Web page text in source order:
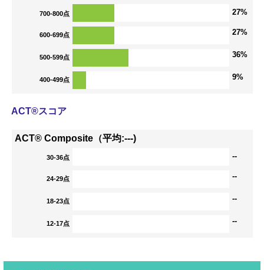
700-800点 27%
600-699点 27%
500-599点 36%
400-499点 9%
ACT®スコア
ACT® Composite（平均:---)
30-36点 --
24-29点 --
18-23点 --
12-17点 --